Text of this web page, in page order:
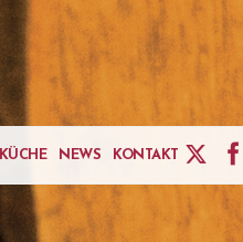
NEWS KONTAKT